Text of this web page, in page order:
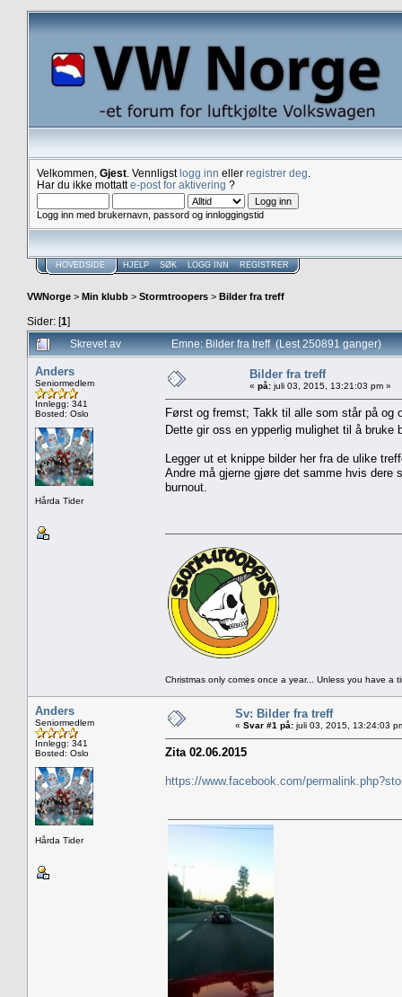
Velkommen, Gjest . Vennligstlogg inn eller registrer deg
Har du ikke mottatte-post for aktivering ?
Logg inn med brukernavn, passord og innloggingstid
HOVEDSIDE HJELP SØK LOGG INN REGISTRER
VWNorge > Min klubb > Stormtroopers > Bilder fra treff
Sider: [1]
Skrevet av
Emne: Bilder fra treff (Lest 250891 ganger)
Anders
Seniormedlem
Innlegg: 341
Bosted: Oslo
Hårda Tider
Bilder fra treff
« på: juli 03, 2015, 13:21:03 pm »
Først og fremst; Takk til alle som står på og
Dette gir oss en ypperlig mulighet til å
Legger ut et knippe bilder her fra de ulike
Andre må gjerne gjøre det samme hvis dere
burnout.
Christmas only comes once a year... Unless you have a
Anders
Seniormedlem
Innlegg: 341
Bosted: Oslo
Hårda Tider
Sv: Bilder fra treff
« Svar #1 på: juli 03, 2015, 13:24:03
Zita 02.06.2015
https://www.facebook.com/